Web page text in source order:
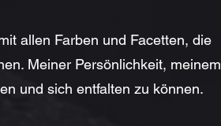
allen Farben und Facetten, die
Meiner Persönlichkeit, meinem
und sich entfalten zu können.